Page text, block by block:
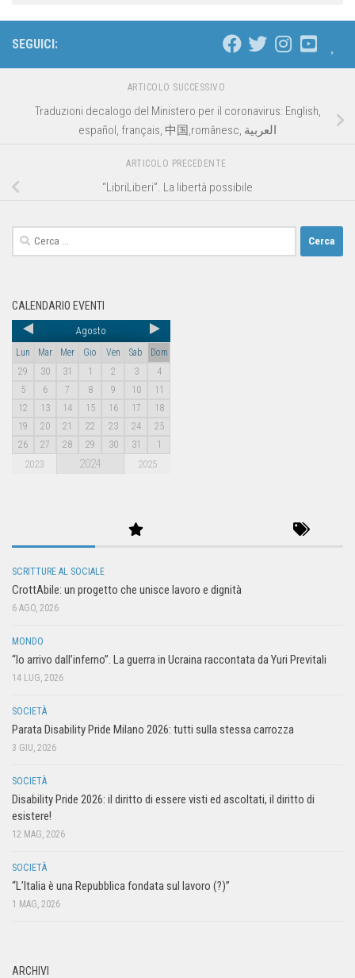
SEGUICI:
ARTICOLO SUCCESSIVO
Traduzioni decalogo del Ministero per il coronavirus: English,
español, français, 中国,românesc, العربية
ARTICOLO PRECEDENTE
“LibriLiberi”. La libertà possibile
CALENDARIO EVENTI
Agosto
Lun Mar Mer Gio Ven Sab
Dom
29
30 31 1 2 3
4
5
6 7 8 9 10
11
12
13 14 15 16 17
18
19
20 21 22 23 24
25
26
27 28 29 30 31 1
2023 2024 2025
SCRITTURE AL SOCIALE
CrottAbile: un progetto che unisce lavoro e dignità
6 AGO, 2026
MONDO
“Io arrivo dall’inferno”. La guerra in Ucraina raccontata da Yuri Previtali
14 LUG, 2026
SOCIETÀ
Parata Disability Pride Milano 2026: tutti sulla stessa carrozza
3 GIU, 2026
SOCIETÀ
Disability Pride 2026: il diritto di essere visti ed ascoltati, il diritto di
esistere!
12 MAG, 2026
SOCIETÀ
“L’Italia è una Repubblica fondata sul lavoro (?)”
1 MAG, 2026
ARCHIVI